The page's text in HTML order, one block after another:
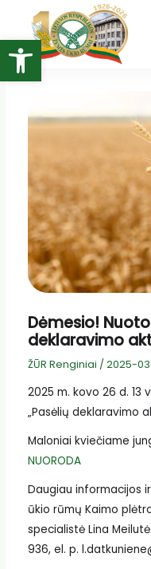
Open toolbar
turinio
Dėmesio!
deklaravimo
ŽŪR Renginiai / 2025-
2025 m. kovo 26 d. 13
„Pasėlių deklaravimo
Maloniai kviečiame
NUORODA
Daugiau informacijos
ūkio rūmų Kaimo
specialistė Lina
936, el. p.